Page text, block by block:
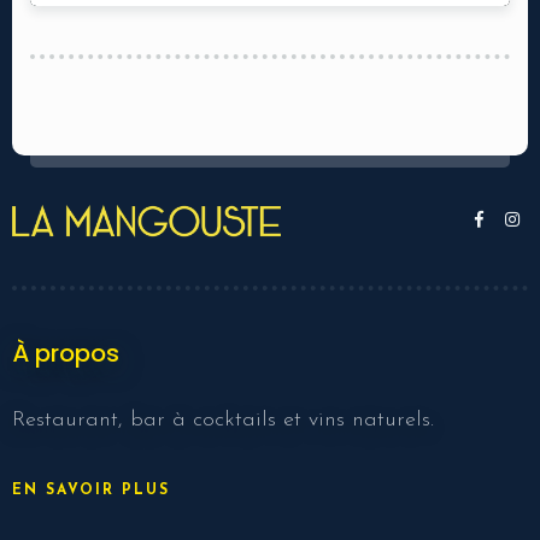
À propos
Restaurant, bar à cocktails et vins naturels.
EN SAVOIR PLUS